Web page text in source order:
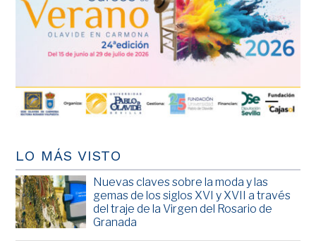
LO MÁS VISTO
Nuevas claves sobre la moda y las
gemas de los siglos XVI y XVII a través
del traje de la Virgen del Rosario de
Granada